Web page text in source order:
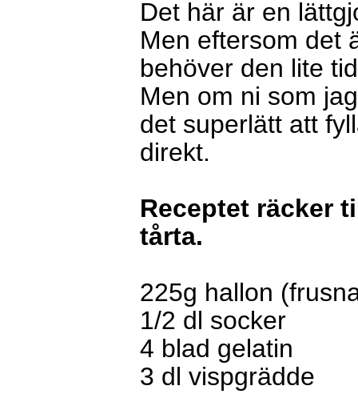
Det här är en
Men eftersom det
behöver den lite
Men om ni som
det superlätt att
direkt.
Receptet räcker
tårta.
225g hallon
1/2 dl socker
4 blad gelatin
3 dl vispgrädde